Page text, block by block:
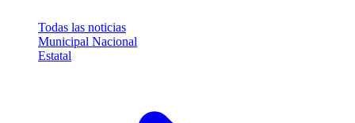
Todas las noticias
Municipal Nacional
Estatal